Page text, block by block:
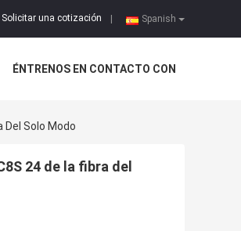
Spanish
Solicitar una cotización
ÉNTRENOS EN CONTACTO CON
Del Solo Modo
24 de la fibra del